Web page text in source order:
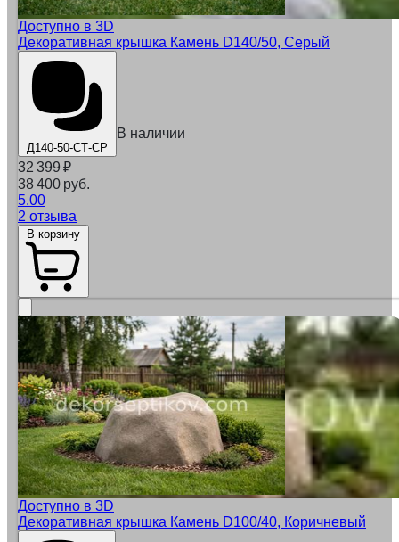
Доступно в 3D
Декоративная крышка Камень D140/50, Серый
Д140-50-СТ-СР
В наличии
32 399 ₽
38 400 руб.
5.00
2 отзыва
Доступно в 3D
Декоративная крышка Камень D100/40, Коричневый